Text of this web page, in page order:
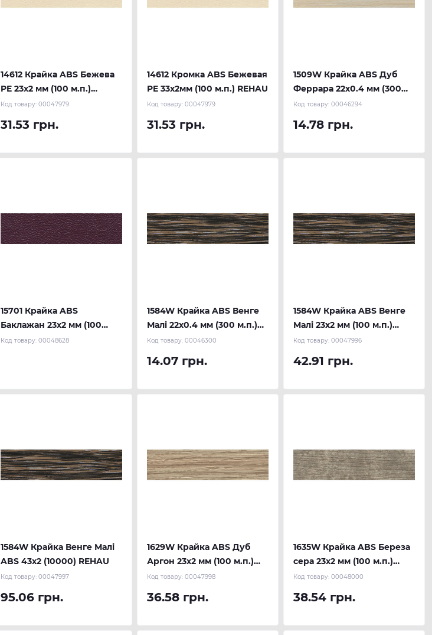
14612 Крайка ABS Бежева
PE 23х2 мм (100 м.п.)
REHAU
Код товару: 00047979
31.53 грн.
14612 Кромка ABS Бежевая
PE 33х2мм (100 м.п.) REHAU
Код товару: 00047979
31.53 грн.
1509W Крайка ABS Дуб
Феррара 22х0.4 мм (300
м.п.) REHAU
Код товару: 00046294
14.78 грн.
15701 Крайка ABS
Баклажан 23х2 мм (100
м.п.) REHAU
Код товару: 00048628
1584W Крайка ABS Венге
Малі 22х0.4 мм (300 м.п.)
REHAU
Код товару: 00046300
14.07 грн.
1584W Крайка ABS Венге
Малі 23х2 мм (100 м.п.)
REHAU
Код товару: 00047996
42.91 грн.
1584W Крайка Венге Малі
ABS 43х2 (10000) REHAU
Код товару: 00047997
95.06 грн.
1629W Крайка ABS Дуб
Аргон 23х2 мм (100 м.п.)
REHAU
Код товару: 00047998
36.58 грн.
1635W Крайка ABS Береза
сера 23х2 мм (100 м.п.)
REHAU
Код товару: 00048000
38.54 грн.